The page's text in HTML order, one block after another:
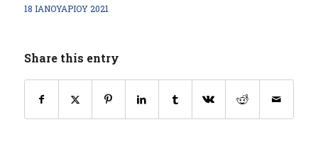
18 ΙΑΝΟΥΑΡΊΟΥ 2021
Share this entry